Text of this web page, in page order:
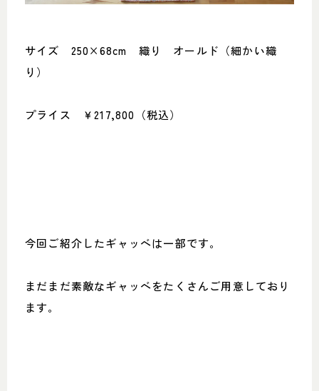
サイズ 250×68cm 織り オールド（細かい織
り）
プライス ￥217,800（税込）
今回ご紹介したギャッベは一部です。
まだまだ素敵なギャッベをたくさんご用意しており
ます。